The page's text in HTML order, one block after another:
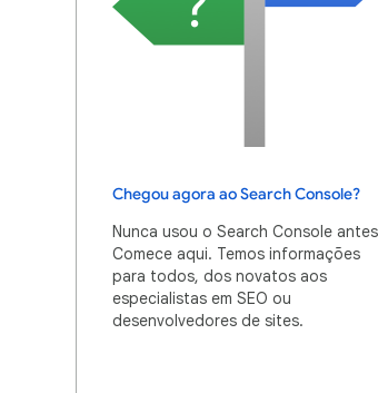
Chegou agora ao Search Console?
Nunca usou o Search Console
Comece aqui. Temos informações
para todos, dos novatos aos
especialistas em SEO ou
desenvolvedores de sites.